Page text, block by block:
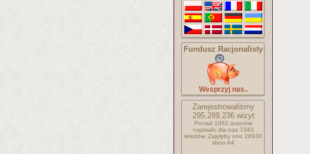
Fundusz Racjonalisty
Wesprzyj nas..
Zarejestrowaliśmy
295.289.236wizyt
Ponad 1062 autorów
napisało dla nas 7343
tekstów. Zajęłyby one 28930
stron A4